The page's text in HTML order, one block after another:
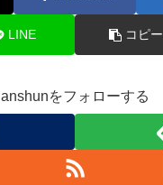
LINE コピー
anshunをフォローする